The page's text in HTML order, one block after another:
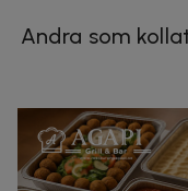
Andra som